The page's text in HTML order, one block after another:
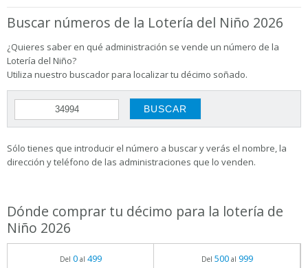
Buscar números de la Lotería del Niño 2026
¿Quieres saber en qué administración se vende un número de la
Lotería del Niño?
Utiliza nuestro buscador para localizar tu décimo soñado.
Sólo tienes que introducir el número a buscar y verás el nombre, la
dirección y teléfono de las administraciones que lo venden.
Dónde comprar tu décimo para la lotería de
Niño 2026
Del 0al 499 Del 500al 999